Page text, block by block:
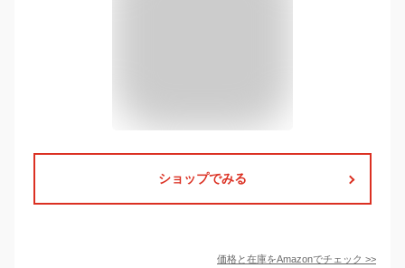
ショップでみる
価格と在庫をAmazonでチェック >>